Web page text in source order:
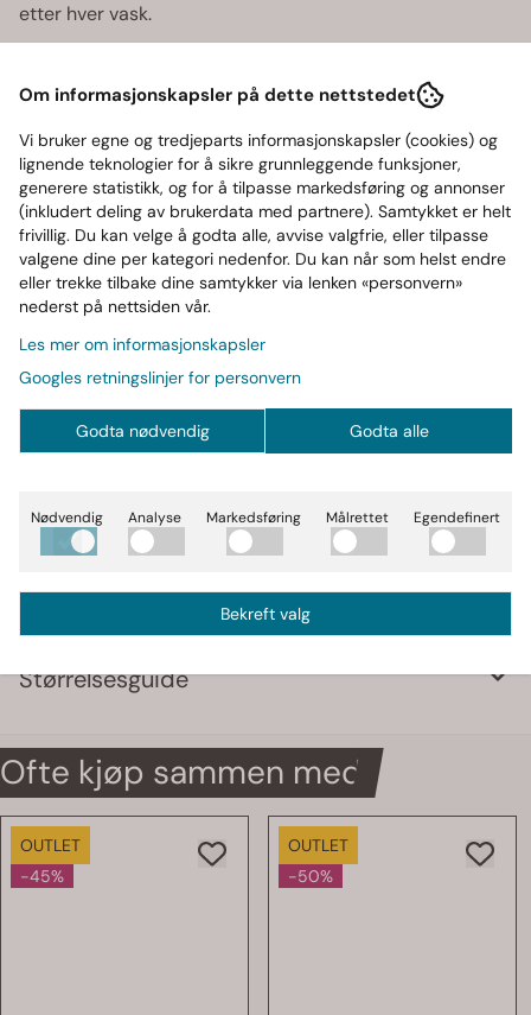
etter hver vask.
Materiale:100 % bomull for en myk og behagelig
følelse mot huden.
Design:Lite GASP-trykk på brystet og et stort,
iøynefallende trykk på ryggen.
Utseende: Vasket for et unikt, falmet utseende
som endres over tid for et ekte vintage-preg.
Passform:Løs passform for maksimal komfort og
bevegelsesfrihet.
89 Original Teefra GASP er perfekt for deg som ønsker
et stilfullt plagg med en historie og et personlig preg.
Denne skjorten er et klassisk valg for enhver
treningsgarderobe, og gir deg både en moderne look og
Produsent
Størrelsesguide
Ofte kjøp sammen med
OUTLET
-45%
OUTLET
-50%
Om informasjonskapsler på dette nettstedet
Vi bruker egne og tredjeparts informasjonskapsler (cookies) og
lignende teknologier for å sikre grunnleggende funksjoner,
generere statistikk, og for å tilpasse markedsføring og annonser
(inkludert deling av brukerdata med partnere). Samtykket er helt
frivillig. Du kan velge å godta alle, avvise valgfrie, eller tilpasse
valgene dine per kategori nedenfor. Du kan når som helst endre
eller trekke tilbake dine samtykker via lenken «personvern»
nederst på nettsiden vår.
Les mer om informasjonskapsler
Googles retningslinjer for personvern
Godta nødvendig Godta alle
Nødvendig Analyse Markedsføring Målrettet Egendefinert
Bekreft valg